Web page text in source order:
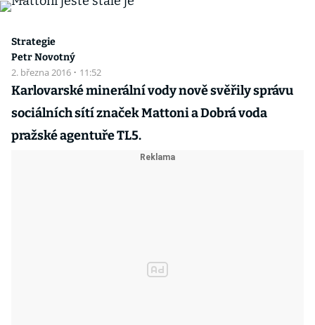
Strategie
Petr Novotný
2. března 2016 · 11:52
Karlovarské minerální vody nově svěřily správu
sociálních sítí značek Mattoni a Dobrá voda
pražské agentuře TL5.